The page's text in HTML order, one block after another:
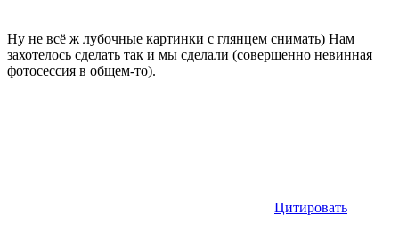
Ну не всё ж лубочные картинки с глянцем снимать) Нам
захотелось сделать так и мы сделали (совершенно невинная
фотосессия в общем-то).
Цитировать